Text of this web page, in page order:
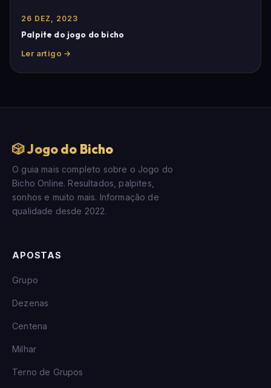
26 DEZ, 2023
Palpite do jogo do bicho
Ler artigo →
🎲 Jogo do Bicho
O guia mais completo sobre o Jogo do
Bicho Online. Resultados, palpites,
sonhos e muito mais. Informação de
qualidade desde 2022.
APOSTAS
Grupo
Dezenas
Centena
Milhar
Terno de Grupos